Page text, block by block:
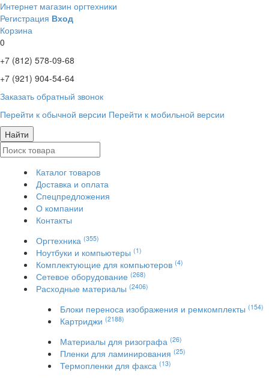
Интернет магазин оргтехники
Регистрация Вход
Корзина
0
+7 (812) 578-09-68
+7 (921) 904-54-64
Заказать обратный звонок
Перейти к обычной версии Перейти к мобильной версии
Найти
Каталог товаров
Доставка и оплата
Спецпредложения
О компании
Контакты
Оргтехника (355)
Ноутбуки и компьютеры (1)
Комплектующие для компьютеров (4)
Сетевое оборудование (268)
Расходные материалы (2406)
Блоки переноса изображения и ремкомплекты (154)
Картриджи (2188)
Материалы для ризографа (26)
Пленки для ламинирования (25)
Термопленки для факса (13)